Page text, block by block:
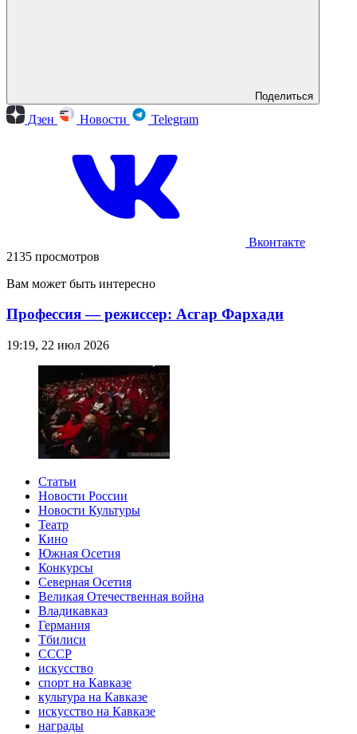
Поделиться
Дзен Новости Telegram
Вконтакте
2135 просмотров
Вам может быть интересно
Профессия — режиссер: Асгар Фархади
19:19, 22 июл 2026
Статьи
Новости России
Новости Культуры
Театр
Кино
Южная Осетия
Конкурсы
Северная Осетия
Великая Отечественная война
Владикавказ
Германия
Тбилиси
СССР
искусство
спорт на Кавказе
культура на Кавказе
искусство на Кавказе
награды